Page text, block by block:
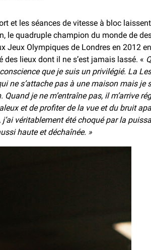
et les séances de vitesse à bloc
le quadruple champion du monde de
Jeux Olympiques de Londres en 2012
des lieux dont il ne s’est jamais lassé. «
conscience que je suis un privilégié. La
ne s’attache pas à une maison mais
Quand je ne m’entraîne pas, il m’arrive
et de profiter de la vue et du bruit
véritablement été choqué par la
haute et déchaînée. »